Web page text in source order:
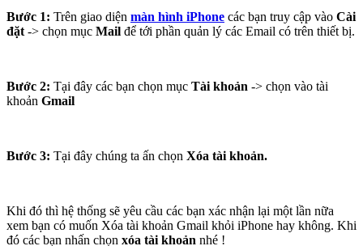
Bước 1: Trên giao diện màn hình iPhone các bạn truy cập vào Cài
đặt -> chọn mục Mail để tới phần quản lý các Email có trên thiết bị.
Bước 2: Tại đây các bạn chọn mục Tài khoản -> chọn vào tài
khoản Gmail
Bước 3: Tại đây chúng ta ấn chọn Xóa tài khoản.
Khi đó thì hệ thống sẽ yêu cầu các bạn xác nhận lại một lần nữa
xem bạn có muốn Xóa tài khoản Gmail khỏi iPhone hay không. Khi
đó các bạn nhấn chọn xóa tài khoản nhé !